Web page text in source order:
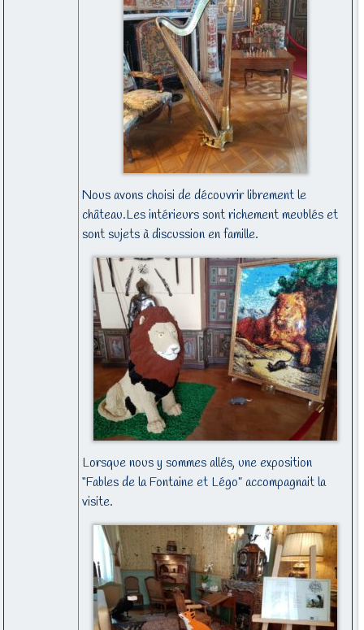
Nous avons choisi de découvrir librement le
château.Les intérieurs sont richement meublés et
sont sujets à discussion en famille.
Lorsque nous y sommes allés, une exposition
“Fables de la Fontaine et Légo” accompagnait la
visite.